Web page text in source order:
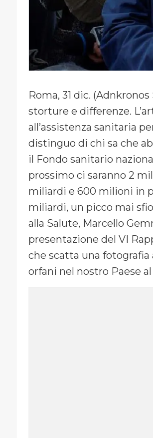
Roma, 31 dic.
storture e differenze.
all’assistenza sanitaria
distinguo di chi sa che
il Fondo sanitario
prossimo ci saranno 2
miliardi e 600 milioni in
miliardi, un picco mai
alla Salute, Marcello
presentazione del VI
che scatta una
orfani nel nostro Paese al